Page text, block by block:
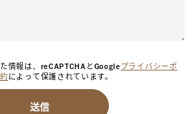
情報は、reCAPTCHAとGoogleプライバシーポ
によって保護されています。
送信